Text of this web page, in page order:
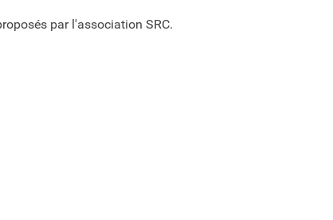
par l'association SRC.